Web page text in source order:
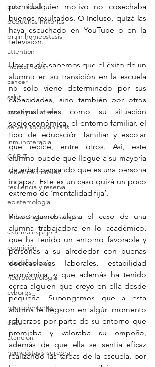
paternidad
pequeñas historias
brain homeostasis
attention
mental health
cancer
salut
cures pal·liatives
serveis sociosanitaris
inmunoterapia
CAR-T
redes neuronales
resiliencia y reserva
epistemología
reduccionismo biológico
sistema espejo
cognición
neurofisiología
neurotecnología
cyborgs
neuroderechos
ética
atención
homeóstasis cerebral
por cualquier motivo no cosechaba
buenos resultados. O incluso, quizá las
haya escuchado en YouTube o en la
televisión.
Hoy en día sabemos que el éxito de un
alumno en su transición en la escuela
no solo viene determinado por sus
capacidades, sino también por otros
motivos tales como su situación
socioeconómica, el entorno familiar, el
tipo de educación familiar y escolar
que recibe, entre otros. Así, este
alumno puede que llegue a su mayoría
de edad pensando que es una persona
incapaz. Este es un caso quizá un poco
extremo de ‘mentalidad fija’.
Propongamos ahora el caso de una
alumna trabajadora en lo académico,
que ha tenido un entorno favorable y
personas a su alrededor con buenas
dedicaciones laborales, estabilidad
económica, y que además ha tenido
cerca alguien que creyó en ella desde
pequeña. Supongamos que a esta
alumna le llegaron en algún momento
refuerzos por parte de su entorno que
premiaba y valoraba su empeño,
además de que ella se sentía eficaz
realizando las tareas de la escuela, por